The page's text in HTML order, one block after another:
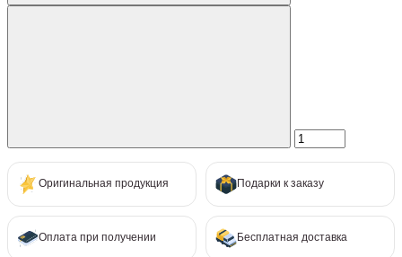
Оригинальная продукция Подарки к заказу
Оплата при получении Бесплатная доставка